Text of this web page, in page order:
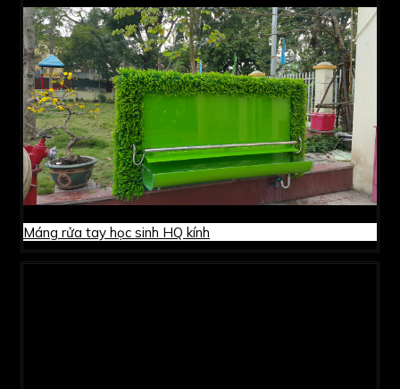
Máng rửa tay học sinh HQ kính